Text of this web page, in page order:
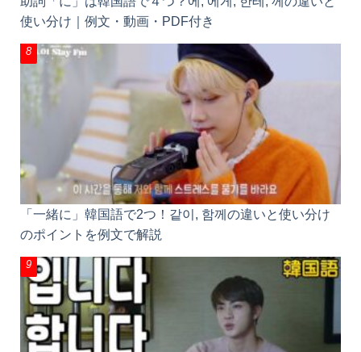
「一緒に」韓国語で2つ！같이, 함께の違いと使い分
けのポイントを例文で解説